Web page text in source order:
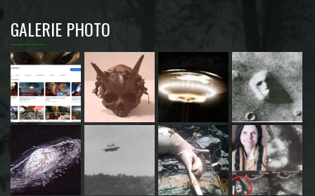
GALERIE PHOTO